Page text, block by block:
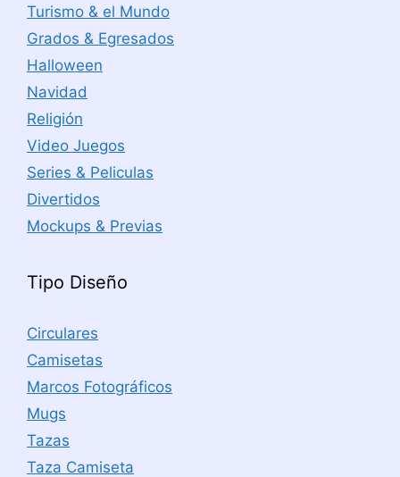
Turismo & el Mundo
Grados & Egresados
Halloween
Navidad
Religión
Video Juegos
Series & Peliculas
Divertidos
Mockups & Previas
Tipo Diseño
Circulares
Camisetas
Marcos Fotográficos
Mugs
Tazas
Taza Camiseta